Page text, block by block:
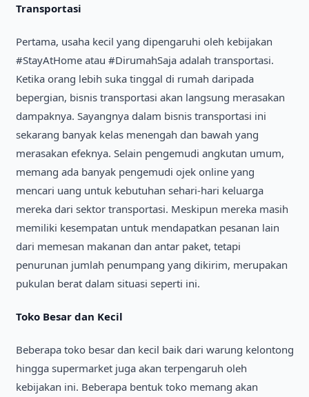
Transportasi
Pertama, usaha kecil yang dipengaruhi oleh kebijakan
#StayAtHome atau #DirumahSaja adalah transportasi.
Ketika orang lebih suka tinggal di rumah daripada
bepergian, bisnis transportasi akan langsung merasakan
dampaknya. Sayangnya dalam bisnis transportasi ini
sekarang banyak kelas menengah dan bawah yang
merasakan efeknya. Selain pengemudi angkutan umum,
memang ada banyak pengemudi ojek online yang
mencari uang untuk kebutuhan sehari-hari keluarga
mereka dari sektor transportasi. Meskipun mereka masih
memiliki kesempatan untuk mendapatkan pesanan lain
dari memesan makanan dan antar paket, tetapi
penurunan jumlah penumpang yang dikirim, merupakan
pukulan berat dalam situasi seperti ini.
Toko Besar dan Kecil
Beberapa toko besar dan kecil baik dari warung kelontong
hingga supermarket juga akan terpengaruh oleh
kebijakan ini. Beberapa bentuk toko memang akan